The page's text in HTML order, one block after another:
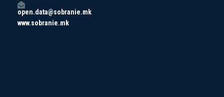
open.data@sobranie.mk
www.sobranie.mk